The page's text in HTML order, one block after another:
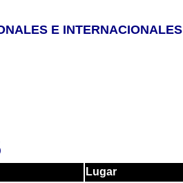
E INTERNACIONALES
Lugar